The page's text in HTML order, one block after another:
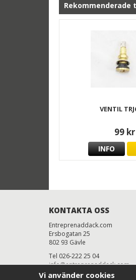
VENTIL
99 kr
INFO
KONTAKTA OSS
Entreprenaddack.com
Ersbogatan 25
802 93 Gävle
Tel 026-222 25 04
info@entreprenaddack.com
Mån-Fre 7.00-16.00
Vi använder cookies